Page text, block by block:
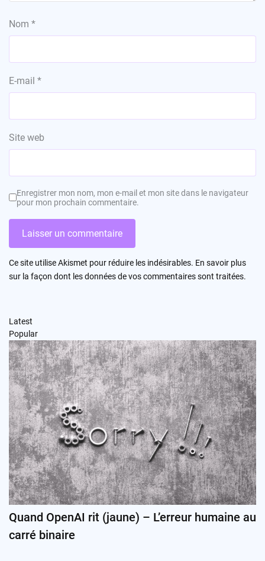
Nom *
E-mail *
Site web
Enregistrer mon nom, mon e-mail et mon site dans le navigateur
pour mon prochain commentaire.
Ce site utilise Akismet pour réduire les indésirables. En savoir plus
sur la façon dont les données de vos commentaires sont traitées.
Latest
Popular
Quand OpenAI rit (jaune) – L’erreur humaine au
carré binaire